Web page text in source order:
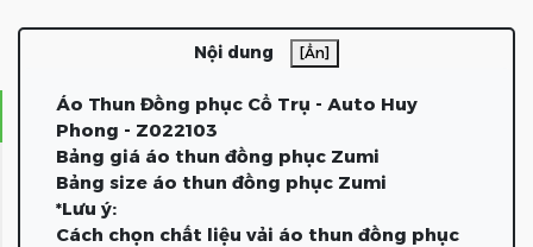
Nội dung [Ẩn]
Áo Thun Đồng phục Cổ Trụ - Auto Huy
Phong - Z022103
Bảng giá áo thun đồng phục Zumi
Bảng size áo thun đồng phục Zumi
*Lưu ý:
Cách chọn chất liệu vải áo thun đồng phục